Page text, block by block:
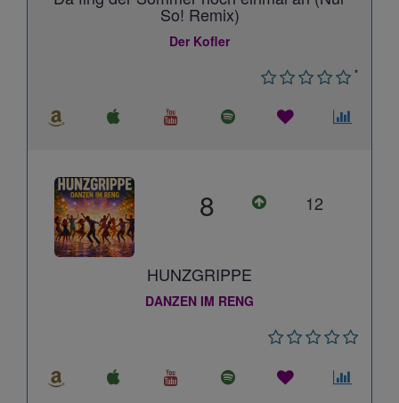
So! Remix)
Der Kofler
*
8 12
HUNZGRIPPE
DANZEN IM RENG